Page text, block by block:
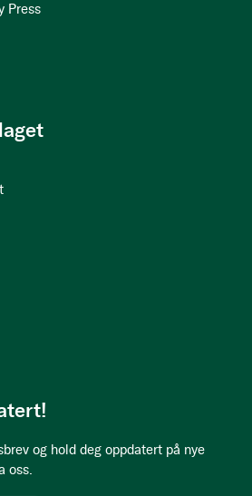
Press
og hold deg oppdatert på nye
oss.